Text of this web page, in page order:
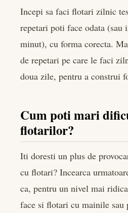
Incepi sa faci flotari zilnic
repetari poti face odata (sau
minut), cu forma corecta.
de repetari pe care le faci
doua zile, pentru a construi
Cum poti mari
flotarilor?
Iti doresti un plus de
cu flotari? Incearca
ca, pentru un nivel mai
face si flotari cu mainile sau